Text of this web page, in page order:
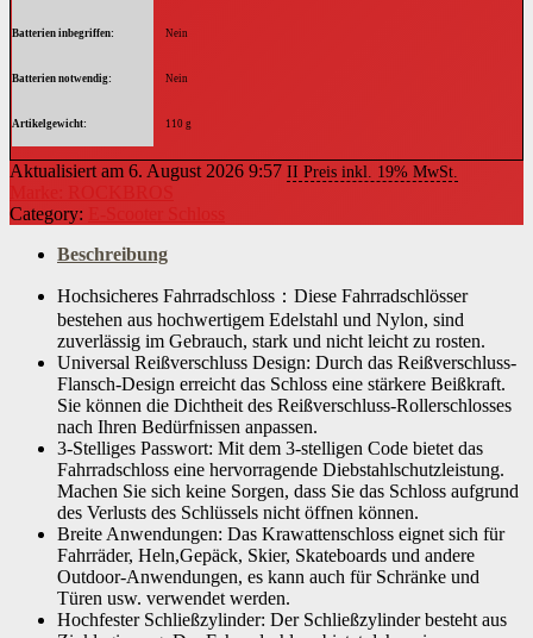
Batterien inbegriffen ‎Nein
Batterien notwendig ‎Nein
Artikelgewicht ‎110 g
Aktualisiert am 6. August 2026 9:57 II Preis inkl. 19% MwSt.
Category:
Beschreibung
Hochsicheres Fahrradschloss：Diese Fahrradschlösser
bestehen aus hochwertigem Edelstahl und Nylon, sind
zuverlässig im Gebrauch, stark und nicht leicht zu rosten.
Universal Reißverschluss Design: Durch das Reißverschluss-
Flansch-Design erreicht das Schloss eine stärkere Beißkraft.
Sie können die Dichtheit des Reißverschluss-Rollerschlosses
nach Ihren Bedürfnissen anpassen.
3-Stelliges Passwort: Mit dem 3-stelligen Code bietet das
Fahrradschloss eine hervorragende Diebstahlschutzleistung.
Machen Sie sich keine Sorgen, dass Sie das Schloss aufgrund
des Verlusts des Schlüssels nicht öffnen können.
Breite Anwendungen: Das Krawattenschloss eignet sich für
Fahrräder, Heln,Gepäck, Skier, Skateboards und andere
Outdoor-Anwendungen, es kann auch für Schränke und
Türen usw. verwendet werden.
Hochfester Schließzylinder: Der Schließzylinder besteht aus